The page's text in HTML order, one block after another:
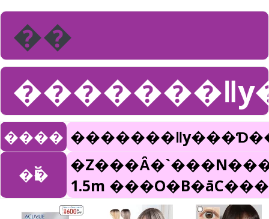
��
����
�Ӗ�
1.5m